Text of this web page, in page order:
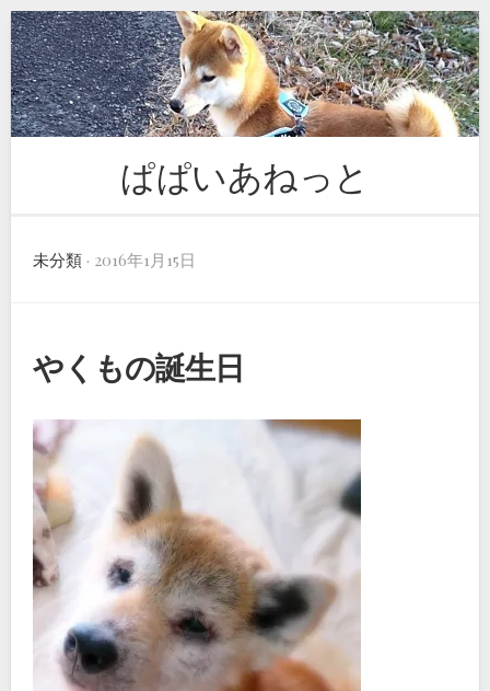
Skip
to
content
ぱぱいあねっと
未分類 · 2016年1月15日
やくもの誕生日